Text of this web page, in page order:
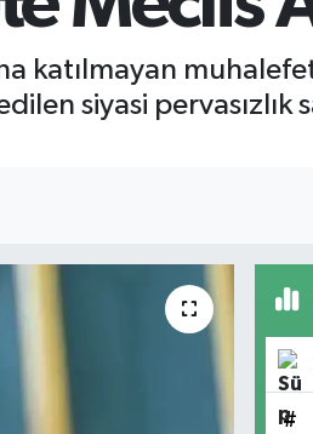
katılmayan
siyasi pervasızlık
#